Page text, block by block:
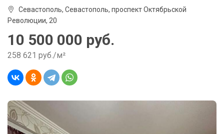
Севастополь, Севастополь, проспект Октябрьской
Революции, 20
10 500 000 руб.
258 621 руб./м²